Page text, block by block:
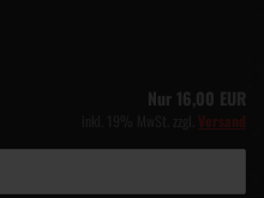
Nur 16,00 EUR
Versand